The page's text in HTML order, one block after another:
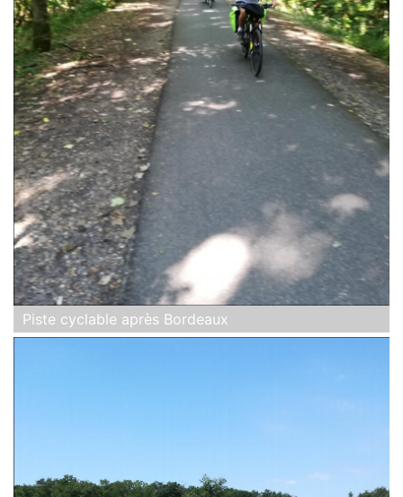
Piste cyclable après Bordeaux